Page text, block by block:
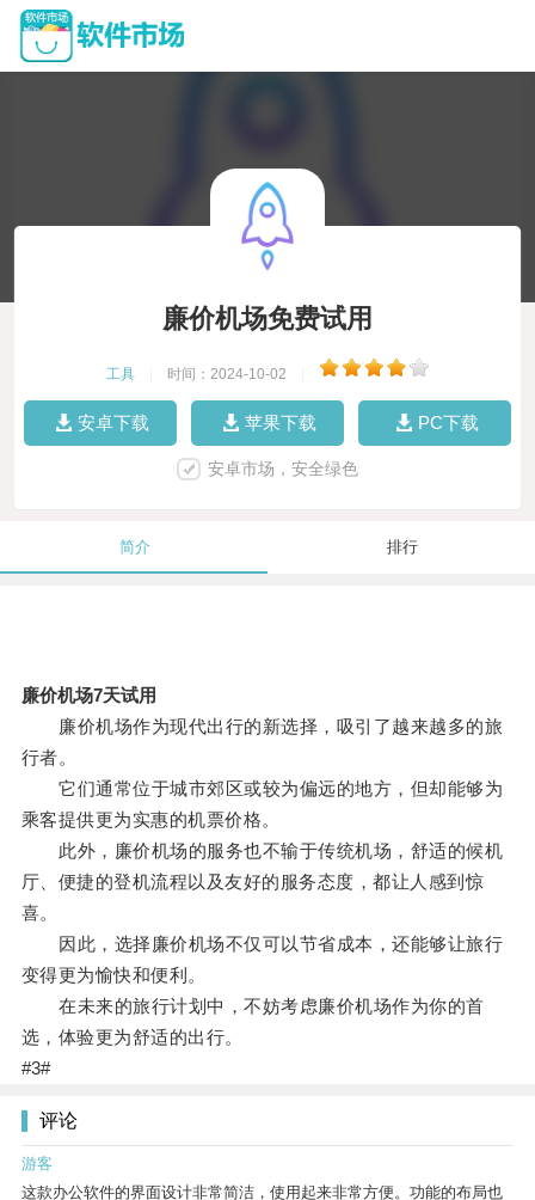
廉价机场免费试用
工具 时间：2024-10-02
安卓下载 苹果下载 PC下载
安卓市场，安全绿色
简介 排行
廉价机场7天试用
廉价机场作为现代出行的新选择，吸引了越来越多的旅
行者。
它们通常位于城市郊区或较为偏远的地方，但却能够为
乘客提供更为实惠的机票价格。
此外，廉价机场的服务也不输于传统机场，舒适的候机
厅、便捷的登机流程以及友好的服务态度，都让人感到惊
喜。
因此，选择廉价机场不仅可以节省成本，还能够让旅行
变得更为愉快和便利。
在未来的旅行计划中，不妨考虑廉价机场作为你的首
选，体验更为舒适的出行。
#3#
评论
游客
这款办公软件的界面设计非常简洁，使用起来非常方便。功能的布局也